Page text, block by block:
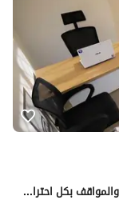
بيئة عمل متكاملة تجمع بين المكاتب والمستودعات والمواقف بكل احترافية !